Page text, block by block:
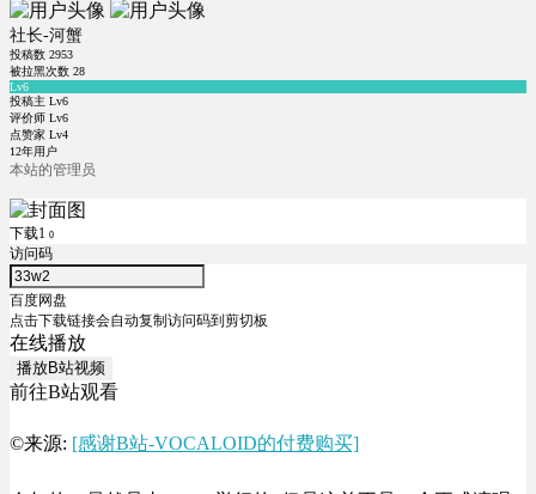
社长-河蟹
投稿数 2953
被拉黑次数 28
Lv6
投稿主 Lv6
评价师 Lv6
点赞家 Lv4
12年用户
本站的管理员
下载1 0
访问码
百度网盘
点击下载链接会自动复制访问码到剪切板
在线播放
播放B站视频
前往B站观看
©来源: [感谢B站-VOCALOID的付费购买]